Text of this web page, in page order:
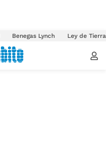
Benegas Lynch Ley de